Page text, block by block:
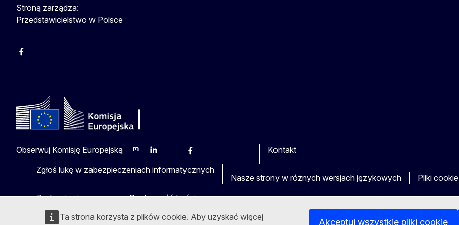
Ta strona korzysta z plików cookie. Aby uzyskać więcej Akceptuj wszystkie pliki cookie
Stroną zarządza:
Przedstawicielstwo w Polsce
Facebook
Obserwuj Komisję Europejską
MastodonLinkedInBlueskyFacebook
Kontakt
Zgłoś lukę w zabezpieczeniach informatycznych
Nasze strony w różnych wersjach językowych
Pliki cookie
Zastrzeżenia prawne
Dostępność treści